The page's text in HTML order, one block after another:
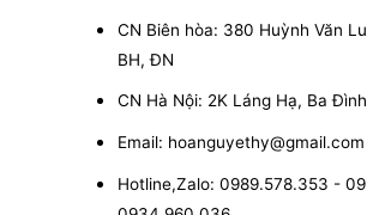
CN Biên hòa: 380 Huỳnh Văn
BH, ĐN
CN Hà Nội: 2K Láng Hạ, Ba
Email: hoanguyethy@gmail.com
Hotline,Zalo: 0989.578.353 -